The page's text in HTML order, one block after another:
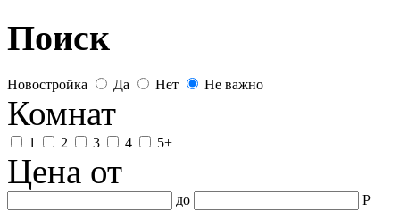
Поиск
Новостройка Да Нет Не важно
Комнат
1 2 3 4 5+
Цена от
до Р